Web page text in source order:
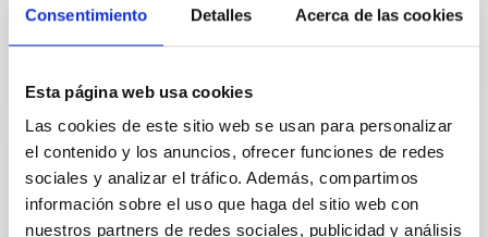
Consentimiento Detalles Acerca de las cookies
Esta página web usa cookies
Las cookies de este sitio web se usan para personalizar
el contenido y los anuncios, ofrecer funciones de redes
sociales y analizar el tráfico. Además, compartimos
información sobre el uso que haga del sitio web con
nuestros partners de redes sociales, publicidad y análisis
Advertised on 07/15/2026 - 11:52:03
PRESS RELEASE
El IAC participa en La Palma en el